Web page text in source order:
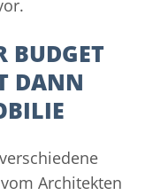
BUDGET
DANN
Architekten